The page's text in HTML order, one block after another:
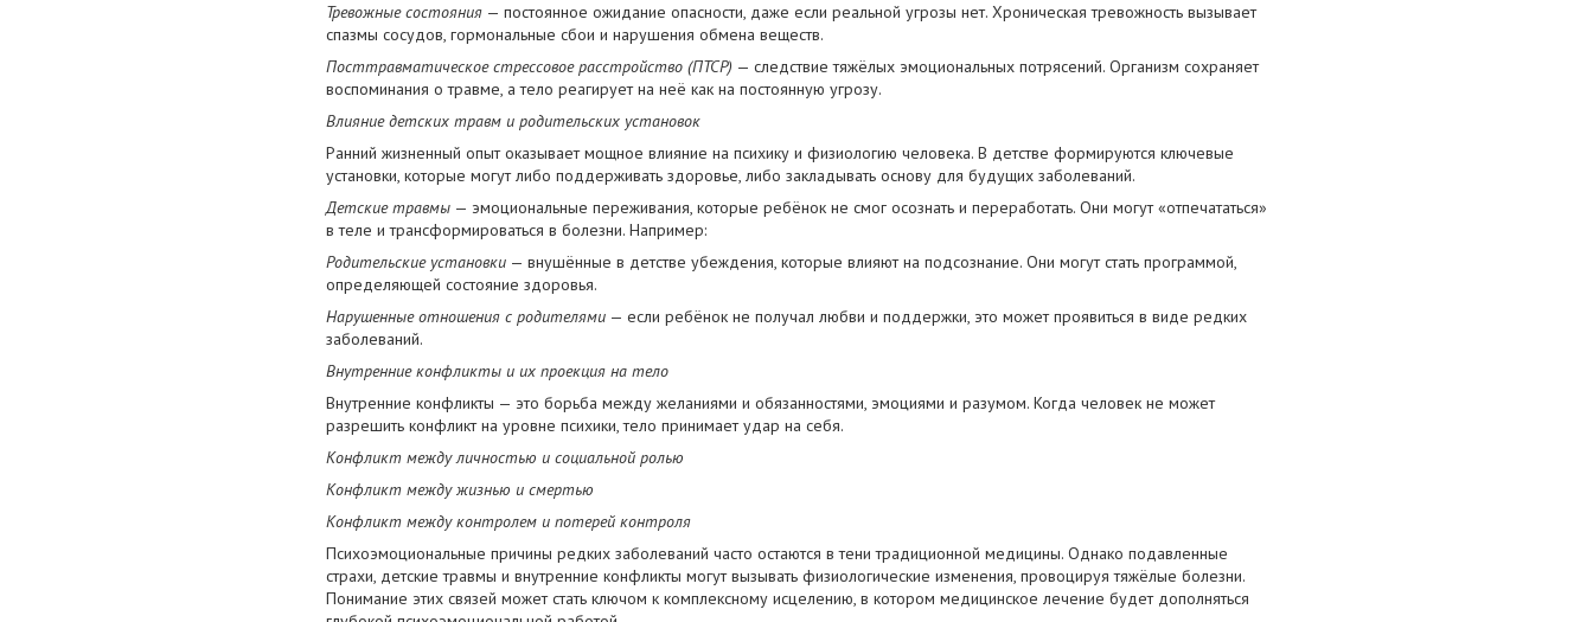
Тревожные состояния — постоянное ожидание опасности, даже если реальной угрозы нет. Хроническая тревожность вызывает
спазмы сосудов, гормональные сбои и нарушения обмена веществ.
Посттравматическое стрессовое расстройство (ПТСР) — следствие тяжёлых эмоциональных потрясений. Организм сохраняет
воспоминания о травме, а тело реагирует на неё как на постоянную угрозу.
Влияние детских травм и родительских установок
Ранний жизненный опыт оказывает мощное влияние на психику и физиологию человека. В детстве формируются ключевые
установки, которые могут либо поддерживать здоровье, либо закладывать основу для будущих заболеваний.
Детские травмы — эмоциональные переживания, которые ребёнок не смог осознать и переработать. Они могут «отпечататься»
в теле и трансформироваться в болезни. Например:
Родительские установки — внушённые в детстве убеждения, которые влияют на подсознание. Они могут стать программой,
определяющей состояние здоровья.
Нарушенные отношения с родителями — если ребёнок не получал любви и поддержки, это может проявиться в виде редких
заболеваний.
Внутренние конфликты и их проекция на тело
Внутренние конфликты — это борьба между желаниями и обязанностями, эмоциями и разумом. Когда человек не может
разрешить конфликт на уровне психики, тело принимает удар на себя.
Конфликт между личностью и социальной ролью
Конфликт между жизнью и смертью
Конфликт между контролем и потерей контроля
Психоэмоциональные причины редких заболеваний часто остаются в тени традиционной медицины. Однако подавленные
страхи, детские травмы и внутренние конфликты могут вызывать физиологические изменения, провоцируя тяжёлые болезни.
Понимание этих связей может стать ключом к комплексному исцелению, в котором медицинское лечение будет дополняться